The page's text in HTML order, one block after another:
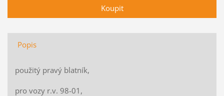
Popis
použitý pravý blatník,
pro vozy r.v. 98-01,